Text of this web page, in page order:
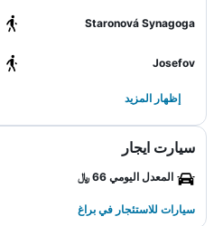
Staronová Synagoga
Josefov
إظهار المزيد
سيارت ايجار
المعدل اليومي 66 ﷼
سيارات للاستئجار في براغ